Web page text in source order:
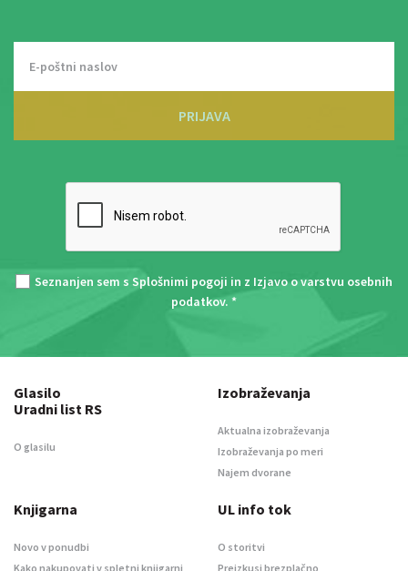
PRIJAVA
Seznanjen sem s Splošnimi pogoji in z Izjavo o varstvu osebnih
podatkov. *
Glasilo
Uradni list RS
O glasilu
Izobraževanja
Aktualna izobraževanja
Izobraževanja po meri
Najem dvorane
Knjigarna
Novo v ponudbi
Kako nakupovati v spletni knjigarni
UL info tok
O storitvi
Preizkusi brezplačno